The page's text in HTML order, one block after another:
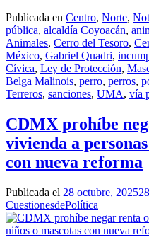
Publicada en Centro, Norte,
pública, alcaldía Coyoacán,
Animales, Cerro del Tesoro,
México, Gabriel Quadri,
Cívica, Ley de Protección,
Belga Malinois, perro, perros,
Terreros, sanciones, UMA, vía
CDMX prohíbe
vivienda a
con nueva reforma
Publicada el 28 octubre, 2025
CuestionesdePolítica